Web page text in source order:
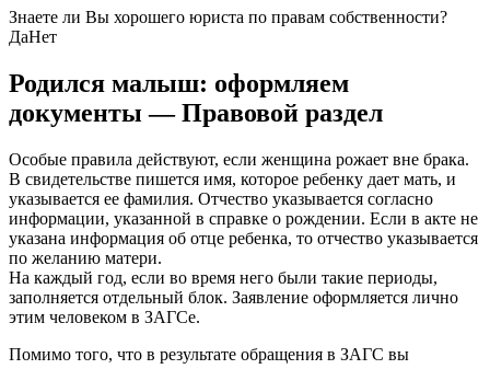
Знаете ли Вы хорошего юриста по правам собственности?
ДаНет
Родился малыш: оформляем
документы — Правовой раздел
Особые правила действуют, если женщина рожает вне брака.
В свидетельстве пишется имя, которое ребенку дает мать, и
указывается ее фамилия. Отчество указывается согласно
информации, указанной в справке о рождении. Если в акте не
указана информация об отце ребенка, то отчество указывается
по желанию матери.
На каждый год, если во время него были такие периоды,
заполняется отдельный блок. Заявление оформляется лично
этим человеком в ЗАГСе.
Помимо того, что в результате обращения в ЗАГС вы